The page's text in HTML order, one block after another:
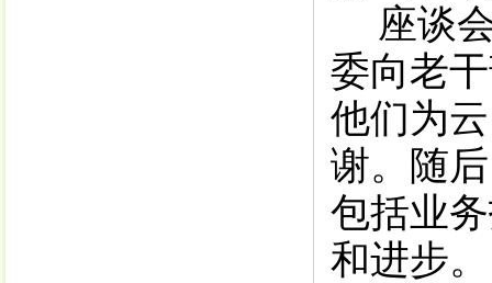
座谈
委向老
他们为
谢。随
包括业
和进步。